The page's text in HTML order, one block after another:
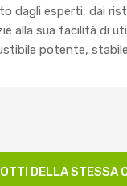
dagli esperti, dai
alla sua facilità di
potente,
DELLA STESSA